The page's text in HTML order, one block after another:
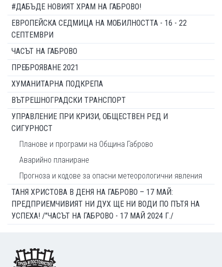
#ДАБЪДЕ НОВИЯТ ХРАМ НА ГАБРОВО!
ЕВРОПЕЙСКА СЕДМИЦА НА МОБИЛНОСТТА - 16 - 22
СЕПТЕМВРИ
ЧАСЪТ НА ГАБРОВО
ПРЕБРОЯВАНЕ 2021
ХУМАНИТАРНА ПОДКРЕПА
ВЪТРЕШНОГРАДСКИ ТРАНСПОРТ
УПРАВЛЕНИЕ ПРИ КРИЗИ, ОБЩЕСТВЕН РЕД И
СИГУРНОСТ
Планове и програми на Община Габрово
Аварийно планиране
Прогноза и кодове за опасни метеорологични явления
ТАНЯ ХРИСТОВА В ДЕНЯ НА ГАБРОВО – 17 МАЙ:
ПРЕДПРИЕМЧИВИЯТ НИ ДУХ ЩЕ НИ ВОДИ ПО ПЪТЯ НА
УСПЕХА! /"ЧАСЪТ НА ГАБРОВО - 17 МАЙ 2024 Г./
Footer